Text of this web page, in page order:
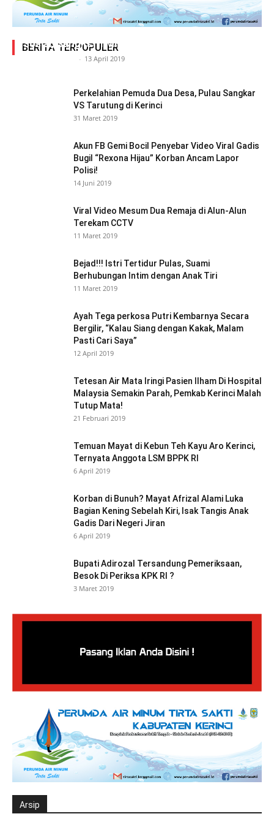
BERITA TERPOPULER
Adegan Ranjang Dua Kadis, Perhubungan Vs
Sosial, Sang Istri Miliki Bukti Video Mesum Hot
- 13 April 2019
Perkelahian Pemuda Dua Desa, Pulau Sangkar
VS Tarutung di Kerinci
31 Maret 2019
Akun FB Gemi Bocil Penyebar Video Viral Gadis
Bugil “Rexona Hijau” Korban Ancam Lapor
Polisi!
14 Juni 2019
Viral Video Mesum Dua Remaja di Alun-Alun
Terekam CCTV
11 Maret 2019
Bejad!!! Istri Tertidur Pulas, Suami
Berhubungan Intim dengan Anak Tiri
11 Maret 2019
Ayah Tega perkosa Putri Kembarnya Secara
Bergilir, “Kalau Siang dengan Kakak, Malam
Pasti Cari Saya”
12 April 2019
Tetesan Air Mata Iringi Pasien Ilham Di Hospital
Malaysia Semakin Parah, Pemkab Kerinci Malah
Tutup Mata!
21 Februari 2019
Temuan Mayat di Kebun Teh Kayu Aro Kerinci,
Ternyata Anggota LSM BPPK RI
6 April 2019
Korban di Bunuh? Mayat Afrizal Alami Luka
Bagian Kening Sebelah Kiri, Isak Tangis Anak
Gadis Dari Negeri Jiran
6 April 2019
Bupati Adirozal Tersandung Pemeriksaan,
Besok Di Periksa KPK RI ?
3 Maret 2019
Arsip